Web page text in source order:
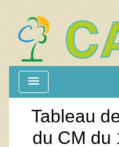
menu
Tableau
du CM du